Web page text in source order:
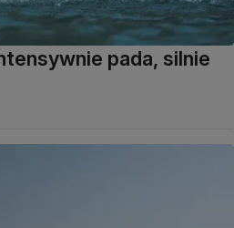
pada, silnie